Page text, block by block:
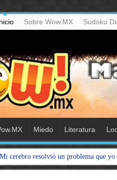
Sobre Wow.MX Sudoku
Miedo Literatura
Mi cerebro resolvió un problema que yo